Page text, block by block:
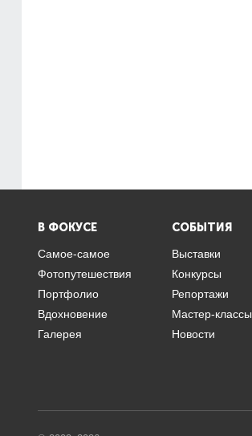
В ФОКУСЕ
Самое-самое
Фотопутешествия
Портфолио
Вдохновение
Галерея
СОБЫТИЯ
Выставки
Конкурсы
Репортажи
Мастер-классы
Новости